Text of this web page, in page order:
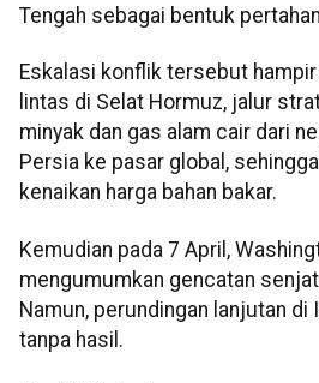
Tengah sebagai bentuk
Eskalasi konflik tersebut
lintas di Selat Hormuz, jalur
minyak dan gas alam cair dari
Persia ke pasar global,
kenaikan harga bahan bakar.
Kemudian pada 7 April,
mengumumkan gencatan
Namun, perundingan lanjutan di
tanpa hasil.